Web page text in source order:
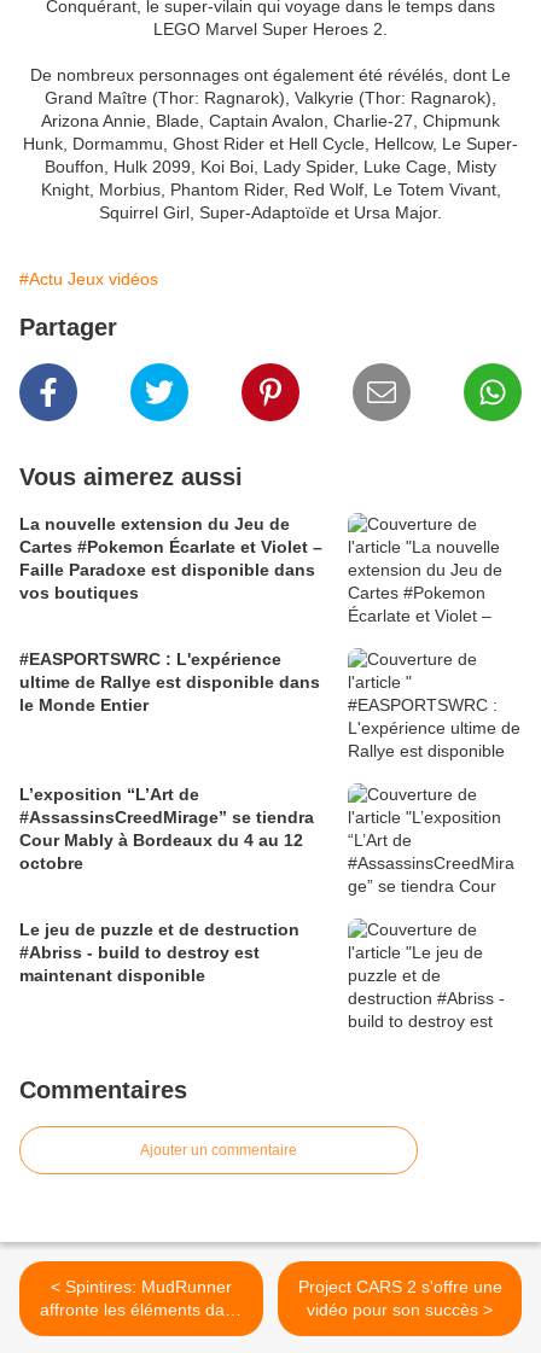
Conquérant, le super-vilain qui voyage dans le temps dans
LEGO Marvel Super Heroes 2.
De nombreux personnages ont également été révélés, dont Le
Grand Maître (Thor: Ragnarok), Valkyrie (Thor: Ragnarok),
Arizona Annie, Blade, Captain Avalon, Charlie-27, Chipmunk
Hunk, Dormammu, Ghost Rider et Hell Cycle, Hellcow, Le Super-
Bouffon, Hulk 2099, Koi Boi, Lady Spider, Luke Cage, Misty
Knight, Morbius, Phantom Rider, Red Wolf, Le Totem Vivant,
Squirrel Girl, Super-Adaptoïde et Ursa Major.
#Actu Jeux vidéos
Partager
Vous aimerez aussi
La nouvelle extension du Jeu de
Cartes #Pokemon Écarlate et Violet –
Faille Paradoxe est disponible dans
vos boutiques
#EASPORTSWRC : L'expérience
ultime de Rallye est disponible dans
le Monde Entier
L’exposition “L’Art de
#AssassinsCreedMirage” se tiendra
Cour Mably à Bordeaux du 4 au 12
octobre
Le jeu de puzzle et de destruction
#Abriss - build to destroy est
maintenant disponible
Commentaires
Ajouter un commentaire
< Spintires: MudRunner
affronte les éléments dans
sa vidéo de gameplay !
Project CARS 2 s'offre une
vidéo pour son succès >